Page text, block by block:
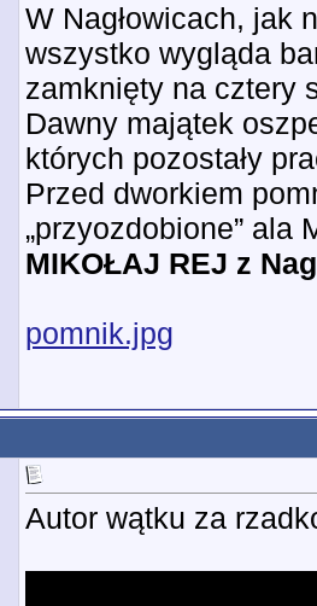
W Nagłowicach, jak
wszystko wygląda
zamknięty na cztery
Dawny majątek
których pozostały
Przed dworkiem
„przyozdobione”
MIKOŁAJ REJ z
pomnik.jpg
Autor wątku za